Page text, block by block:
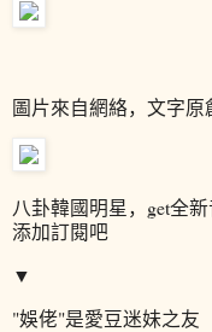
圖片來自網絡，文字原
八卦韓國明星， get全
添加訂閱吧
▼
"娛佬"是愛豆迷妹之友